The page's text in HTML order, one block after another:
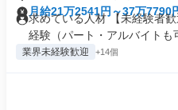
月給21万2541円～37万7790
求めている人材 【未経験者
経験（パート・アルバイトも
業界未経験歓迎 +14個